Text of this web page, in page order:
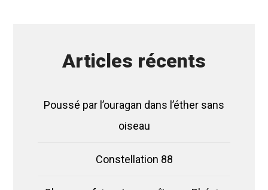
Articles récents
Poussé par l’ouragan dans l’éther sans
oiseau
Constellation 88